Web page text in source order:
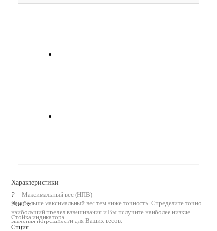
Характеристики
?
Чем больше максимальный вес тем ниже точность. Определите точно
наибольший предел взвешивания и Вы получите наиболее низкие
значения погрешности для Ваших весов.
Максимальный вес (НПВ)
2000 кг
Стойка индикатора
Опция